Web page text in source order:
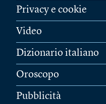
Privacy e cookie
Video
Dizionario italiano
Oroscopo
Pubblicità